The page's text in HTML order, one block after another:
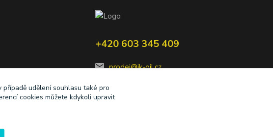
+420 603 345 409
prodej@ik-oil.cz
udělení souhlasu také pro
cookies můžete kdykoli upravit